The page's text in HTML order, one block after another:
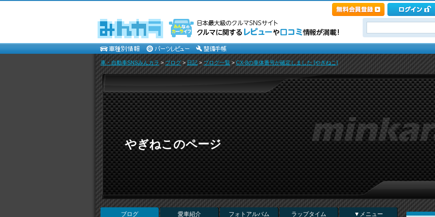
車・自動車SNSみんカラ > ブログ>日記 > ブログ一覧>CX-8の車体番号が確定しました [やぎねこ]
やぎねこのページ
ブログ 愛車紹介 フォトアルバム ラップタイム ▼メニュー